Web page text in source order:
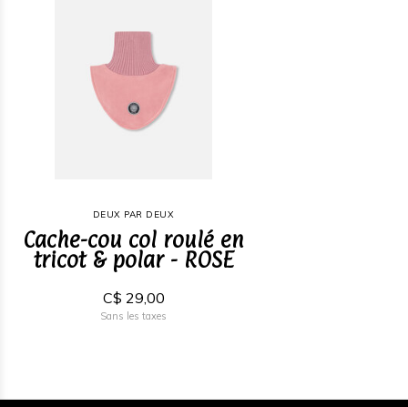
DEUX PAR DEUX
Cache-cou col roulé en
tricot & polar - ROSE
C$ 29,00
Sans les taxes